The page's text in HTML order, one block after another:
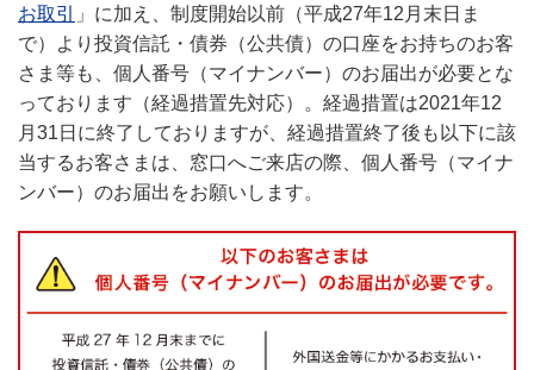
お取引
」に加え、制度開始以前（平成27年12月末日ま
で）より投資信託・債券（公共債）の口座をお持ちのお客
さま等も、個人番号（マイナンバー）のお届出が必要とな
っております（経過措置先対応）。経過措置は2021年12
月31日に終了しておりますが、経過措置終了後も以下に該
当するお客さまは、窓口へご来店の際、個人番号（マイナ
ンバー）のお届出をお願いします。